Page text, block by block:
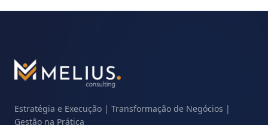
Estratégia e Execução | Transformação de Negócios |
Gestão na Prática